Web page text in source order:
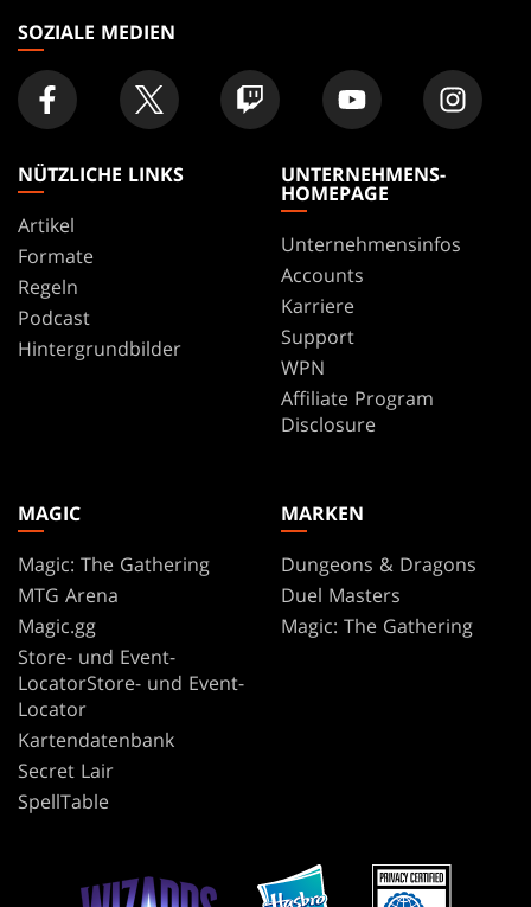
SOZIALE MEDIEN
NÜTZLICHE LINKS
Artikel
Formate
Regeln
Podcast
Hintergrundbilder
UNTERNEHMENS-
HOMEPAGE
Unternehmensinfos
Accounts
Karriere
Support
WPN
Affiliate Program
Disclosure
MAGIC
Magic: The Gathering
MTG Arena
Magic.gg
Store- und Event-
LocatorStore- und Event-
Locator
Kartendatenbank
Secret Lair
SpellTable
MARKEN
Dungeons & Dragons
Duel Masters
Magic: The Gathering